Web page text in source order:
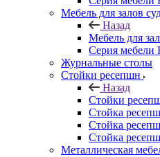
Мебель для залов
Назад
Мебель для
Серия мебели
Журнальные столы
Стойки ресепшн
Назад
Стойки
Стойка
Стойка
Стойка
Металлическая